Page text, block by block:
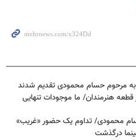
مرحوم حسام محمودی تقدیم شدند
هنرمندان/ ما موجودات تنهایی
محمودی/ تداوم یک حضور «غریب»
درگذشت